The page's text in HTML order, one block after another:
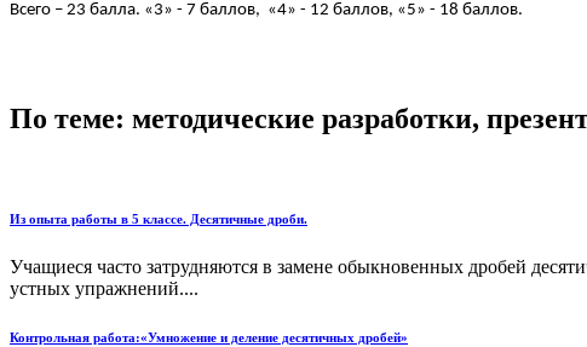
Всего – 23 балла. «3» - 7 баллов, «4» - 12 баллов, «5» - 18 баллов.
По теме: методические разработки,
Из опыта работы в 5 классе. Десятичные дроби.
Учащиеся часто затрудняются в замене обыкновенных дробей
устных упражнений....
Контрольная работа:«Умножение и деление десятичных дробей»